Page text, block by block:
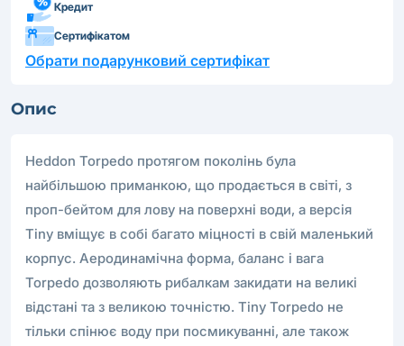
Кредит
Сертифікатом
Обрати подарунковий сертифікат
Опис
Heddon Torpedo протягом поколінь була
найбільшою приманкою, що продається в світі, з
проп-бейтом для лову на поверхні води, а версія
Tiny вміщує в собі багато міцності в свій маленький
корпус. Аеродинамічна форма, баланс і вага
Torpedo дозволяють рибалкам закидати на великі
відстані та з великою точністю. Tiny Torpedo не
тільки спінює воду при посмикуванні, але також